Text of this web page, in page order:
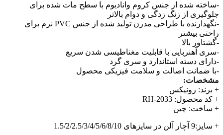
-ساخته شده از جنس کروم وانادیوم با سطح مات شده برای
جلوگیری از زنگ زدگی و دوام بالاتر
-نگهدارنده با طراحی مدرن تولید شده از جنس PVC نرم برای
راحتی بیشتر
-گشتاور بالا
-سری آهنربایی با قابلیت مغناطیسی شدن سریع
-دارای دسته استاندارد و سری گرد
-با ضمانت اصالت و سلامت فیزیکی محصول
مشخصات:
+ برند: رونیکس
+ کد محصول: RH-2033
+ ساخت: چین
+ سایز:9 آچار آلن در سایزهای 1.5/2/2.5/3/4/5/6/8/10